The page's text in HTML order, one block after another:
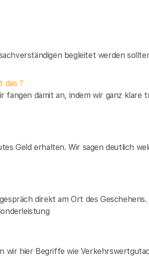
begleitet werden
das ?
fangen damit an, indem wir ganz klare
Geld erhalten. Wir sagen deutlich
direkt am Ort des
wir hier Begriffe wie